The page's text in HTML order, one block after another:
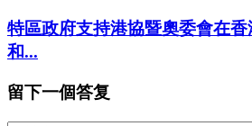
特區政府支持港協暨奧委會在
和...
留下一個答复